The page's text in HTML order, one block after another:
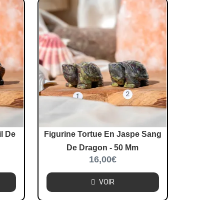
De
Figurine Tortue En Jaspe Sang
De Dragon - 50 Mm
16,00€
VOIR